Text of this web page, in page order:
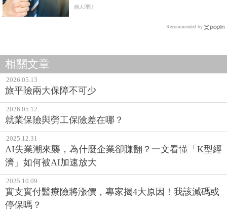
投資3部曲
個人理財
Recommended by
相關文章
2026.05.13
旅平險兩大保障不可少
2026.05.12
就業保險與勞工保險差在哪？
2025.12.31
AI失業潮來襲，為什麼企業卻賺翻？一文看懂「K型經
濟」如何被AI加速放大
2025.10.09
實支實付醫療險將漲價，專家揭4大原因！我該減碼或
停保嗎？